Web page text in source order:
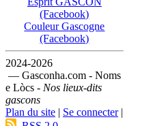
(Facebook)
Couleur Gascogne
(Facebook)
2024-2026
— Gasconha.com - Noms
e Lòcs - Nos lieux-dits
gascons
Plan du site | Se connecter|